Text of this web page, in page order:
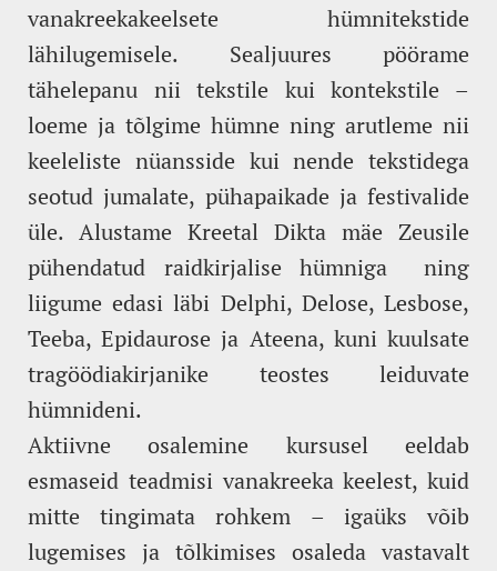
vanakreekakeelsete hümnitekstide
lähilugemisele. Sealjuures pöörame
tähelepanu nii tekstile kui kontekstile –
loeme ja tõlgime hümne ning arutleme nii
keeleliste nüansside kui nende tekstidega
seotud jumalate, pühapaikade ja festivalide
üle. Alustame Kreetal Dikta mäe Zeusile
pühendatud raidkirjalise hümniga ning
liigume edasi läbi Delphi, Delose, Lesbose,
Teeba, Epidaurose ja Ateena, kuni kuulsate
tragöödiakirjanike teostes leiduvate
hümnideni.
Aktiivne osalemine kursusel eeldab
esmaseid teadmisi vanakreeka keelest, kuid
mitte tingimata rohkem – igaüks võib
lugemises ja tõlkimises osaleda vastavalt